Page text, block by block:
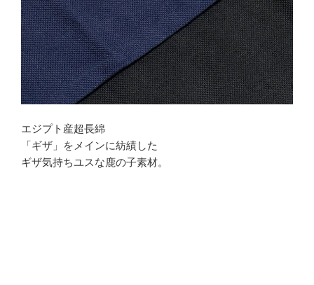
エジプト産超長綿
「ギザ」をメインに紡績した
ギザ気持ちユスな鹿の子素材。